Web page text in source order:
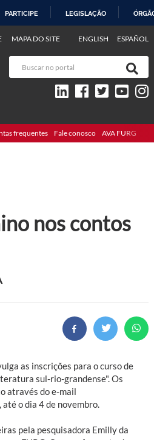
PARTICIPE LEGISLAÇÃO
ENGLISH ESPAÑOL
MAPA DO SITE
frequentes Fale conosco AVA FURG
nos contos
as inscrições para o curso de
sul-rio-grandense". Os
através do e-mail
o dia 4 de novembro.
pela pesquisadora Emilly da